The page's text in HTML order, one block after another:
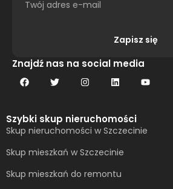
Zapisz się
Alternative:
Znajdź nas na social media
Szybki skup nieruchomości
Skup nieruchomości w Szczecinie
Skup mieszkań w Szczecinie
Skup mieszkań do remontu